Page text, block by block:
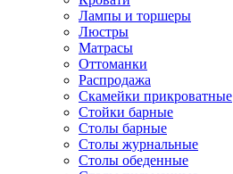
Лампы и торшеры
Люстры
Матрасы
Оттоманки
Распродажа
Скамейки прикроватные
Стойки барные
Столы барные
Столы журнальные
Столы обеденные